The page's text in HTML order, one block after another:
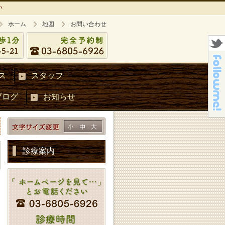
ホーム 地図 お問い合わせ
スタッフ
ログ お知らせ
診療案内